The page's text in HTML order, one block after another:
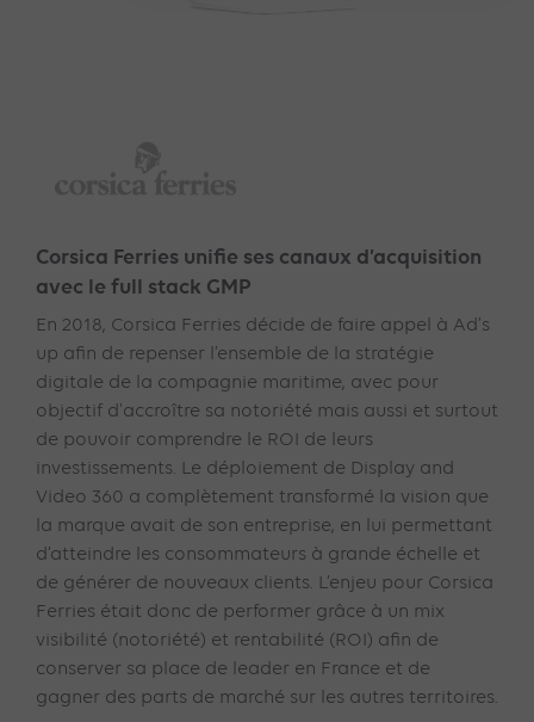
Corsica Ferries unifie ses canaux d’acquisition
avec le full stack GMP
En 2018, Corsica Ferries décide de faire appel à Ad’s
up afin de repenser l’ensemble de la stratégie
digitale de la compagnie maritime, avec pour
objectif d'accroître sa notoriété mais aussi et surtout
de pouvoir comprendre le ROI de leurs
investissements. Le déploiement de Display and
Video 360 a complètement transformé la vision que
la marque avait de son entreprise, en lui permettant
d’atteindre les consommateurs à grande échelle et
de générer de nouveaux clients. L’enjeu pour Corsica
Ferries était donc de performer grâce à un mix
visibilité (notoriété) et rentabilité (ROI) afin de
conserver sa place de leader en France et de
gagner des parts de marché sur les autres territoires.